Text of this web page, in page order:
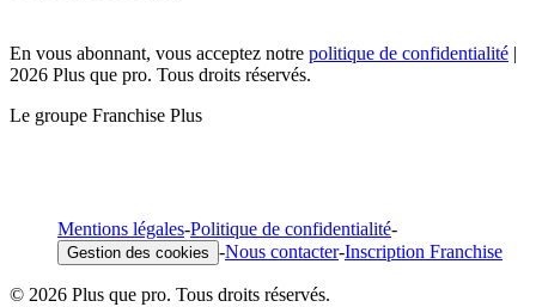
En vous abonnant, vous acceptez notre politique de confidentialité |
2026 Plus que pro. Tous droits réservés.
Le groupe Franchise Plus
Mentions légales-Politique de confidentialité-
Gestion des cookies -Nous contacter-Inscription Franchise
© 2026 Plus que pro. Tous droits réservés.